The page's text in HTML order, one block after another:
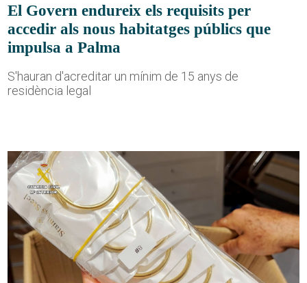
El Govern endureix els requisits per
accedir als nous habitatges públics que
impulsa a Palma
S'hauran d'acreditar un mínim de 15 anys de
residència legal